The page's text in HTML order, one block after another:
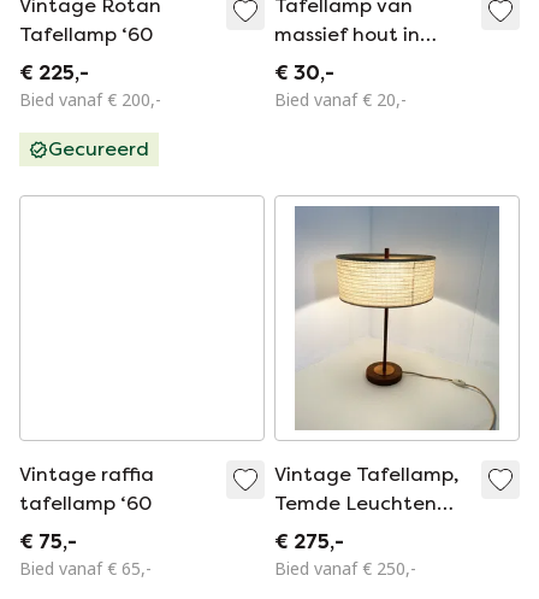
Vintage Rotan
Tafellamp ‘60
€ 225,-
Bied vanaf € 200,-
Gecureerd
Tafellamp van
massief hout in
Scandinavische stijl
- midden 20e eeuw
€ 30,-
Bied vanaf € 20,-
Vintage raffia
tafellamp ‘60
€ 75,-
Bied vanaf € 65,-
Vintage Tafellamp,
Temde Leuchten
‘60
€ 275,-
Bied vanaf € 250,-